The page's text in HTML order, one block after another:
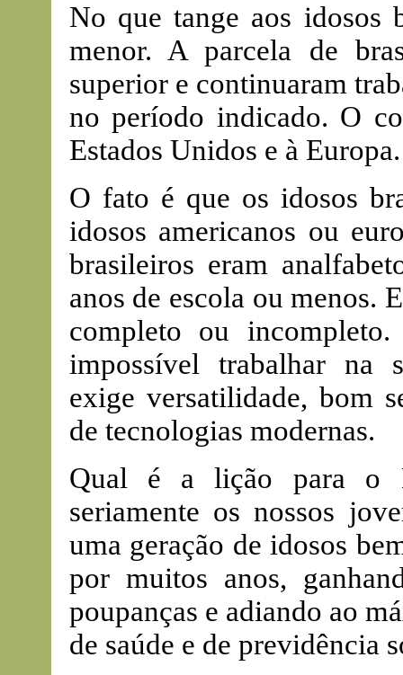
No que tange aos idosos
menor. A parcela de
superior e continuaram
no período indicado. O
Estados Unidos e à Europa.
O fato é que os idosos
idosos americanos ou
brasileiros eram
anos de escola ou menos.
completo ou
impossível trabalhar na
exige versatilidade, bom
de tecnologias modernas.
Qual é a lição para o
seriamente os nossos
uma geração de idosos
por muitos anos,
poupanças e adiando ao
de saúde e de previdência